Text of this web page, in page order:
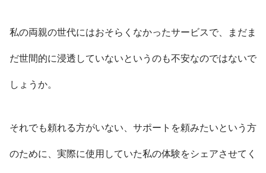
私の両親の世代にはおそらくなかったサービスで、まだま
だ世間的に浸透していないというのも不安なのではないで
しょうか。
それでも頼れる方がいない、サポートを頼みたいという方
のために、実際に使用していた私の体験をシェアさせてく